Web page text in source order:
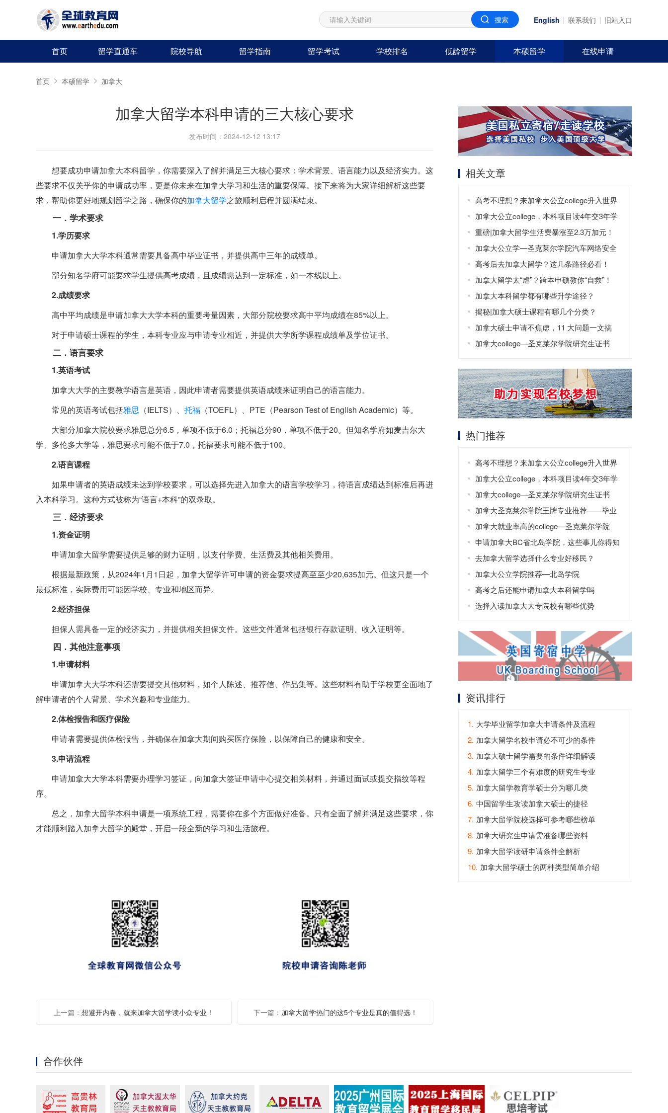
English 联系我们 旧站入口
首页 留学直通车 院校导航 留学指南 留学考试 学校排名 低龄留学 本硕留学 在线申请
首页 本硕留学 加拿大
加拿大留学本科申请的三大核心要求
发布时间：2024-12-12 13:17
想要成功申请加拿大本科留学，你需要深入了解并满足三大核心要求：学术背景、语言能力以及经济实力。这
些要求不仅关乎你的申请成功率，更是你未来在加拿大学习和生活的重要保障。接下来将为大家详细解析这些要
求，帮助你更好地规划留学之路，确保你的加拿大留学之旅顺利启程并圆满结束。
一．学术要求
1.学历要求
申请加拿大大学本科通常需要具备高中毕业证书，并提供高中三年的成绩单。
部分知名学府可能要求学生提供高考成绩，且成绩需达到一定标准，如一本线以上。
2.成绩要求
高中平均成绩是申请加拿大大学本科的重要考量因素，大部分院校要求高中平均成绩在85%以上。
对于申请硕士课程的学生，本科专业应与申请专业相近，并提供大学所学课程成绩单及学位证书。
二．语言要求
1.英语考试
加拿大大学的主要教学语言是英语，因此申请者需要提供英语成绩来证明自己的语言能力。
常见的英语考试包括雅思 （IELTS）、 托福 （TOEFL）、PTE（Pearson Test of English Academic）等。
大部分加拿大院校要求雅思总分6.5，单项不低于6.0；托福总分90，单项不低于20。但知名学府如麦吉尔大
学、多伦多大学等，雅思要求可能不低于7.0，托福要求可能不低于100。
2.语言课程
如果申请者的英语成绩未达到学校要求，可以选择先进入加拿大的语言学校学习，待语言成绩达到标准后再进
入本科学习。这种方式被称为“语言+本科”的双录取。
三．经济要求
1.资金证明
申请加拿大留学需要提供足够的财力证明，以支付学费、生活费及其他相关费用。
根据最新政策，从2024年1月1日起，加拿大留学许可申请的资金要求提高至至少20,635加元。但这只是一个
最低标准，实际费用可能因学校、专业和地区而异。
2.经济担保
担保人需具备一定的经济实力，并提供相关担保文件。这些文件通常包括银行存款证明、收入证明等。
四．其他注意事项
1.申请材料
申请加拿大大学本科还需要提交其他材料，如个人陈述、推荐信、作品集等。这些材料有助于学校更全面地了
解申请者的个人背景、学术兴趣和专业能力。
2.体检报告和医疗保险
申请者需要提供体检报告，并确保在加拿大期间购买医疗保险，以保障自己的健康和安全。
3.申请流程
申请加拿大大学本科需要办理学习签证，向加拿大签证申请中心提交相关材料，并通过面试或提交指纹等程
序。
总之，加拿大留学本科申请是一项系统工程，需要你在多个方面做好准备。只有全面了解并满足这些要求，你
才能顺利踏入加拿大留学的殿堂，开启一段全新的学习和生活旅程。
上一篇： 想避开内卷，就来加拿大留学读小众专业！ 下一篇： 加拿大留学热门的这5个专业是真的值得选！
相关文章
高考不理想？来加拿大公立college升入世界
名校不是梦！
加拿大公立college，本科项目读4年交3年学
费
重磅|加拿大留学生活费暴涨至2.3万加元！
加拿大公立学—圣克莱尔学院汽车网络安全
专业
高考后去加拿大留学？这几条路径必看！
加拿大留学太“虐”？跨本申硕教你“自救”！
加拿大本科留学都有哪些升学途径？
揭秘|加拿大硕士课程有哪几个分类？
加拿大硕士申请不焦虑，11 大问题一文搞
懂！
加拿大college—圣克莱尔学院研究生证书
热门推荐
高考不理想？来加拿大公立college升入世界
名校不是梦！
加拿大公立college，本科项目读4年交3年学
费
加拿大college—圣克莱尔学院研究生证书
加拿大圣克莱尔学院王牌专业推荐——毕业
后可获3年工签
加拿大就业率高的college—圣克莱尔学院
申请加拿大BC省北岛学院，这些事儿你得知
道！
去加拿大留学选择什么专业好移民？
加拿大公立学院推荐—北岛学院
高考之后还能申请加拿大本科留学吗
选择入读加拿大大专院校有哪些优势
资讯排行
1. 大学毕业留学加拿大申请条件及流程
2. 加拿大留学名校申请必不可少的条件
3. 加拿大硕士留学需要的条件详细解读
4. 加拿大留学三个有难度的研究生专业
5. 加拿大留学教育学硕士分为哪几类
6. 中国留学生攻读加拿大硕士的捷径
7. 加拿大留学院校选择可参考哪些榜单
8. 加拿大研究生申请需准备哪些资料
9. 加拿大留学读研申请条件全解析
10. 加拿大留学硕士的两种类型简单介绍
合作伙伴